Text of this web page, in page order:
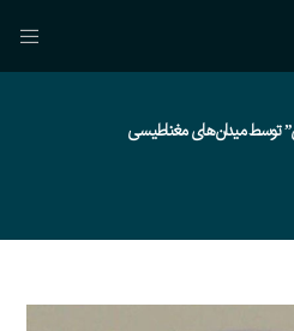
توسط میدان‌های مغناطیسی